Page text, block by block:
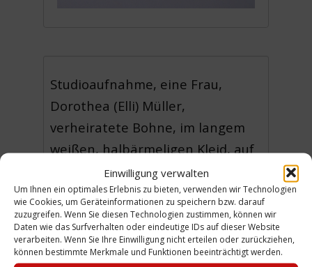
Einwilligung verwalten
Um Ihnen ein optimales Erlebnis zu bieten, verwenden wir Technologien
wie Cookies, um Geräteinformationen zu speichern bzw. darauf
zuzugreifen. Wenn Sie diesen Technologien zustimmen, können wir
Daten wie das Surfverhalten oder eindeutige IDs auf dieser Website
verarbeiten. Wenn Sie Ihre Einwilligung nicht erteilen oder zurückziehen,
können bestimmte Merkmale und Funktionen beeinträchtigt werden.
Studioaufnahme, eine Frau,
Dorothea (Elli) Müller,
verheiratete Bohne, im langem
weißen, halbärmeligen Kleid, auf
Beistelltisch aufgestützt, Buch
und Blumenstrauß auf dem Tisch.
Dorothea Müller, geboren am
18.11.1894 in Linden, gestorben
am 17.02.1979 in Ahlem. Das Foto